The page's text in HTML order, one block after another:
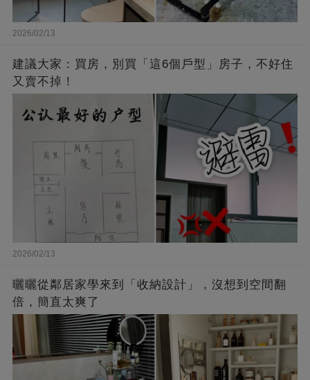
2026/02/13
建議大家：買房，別買「這6個戶型」房子，不好住
又賣不掉！
2026/02/13
曬曬從鄰居家學來到「收納設計」，沒想到空間翻
倍，簡直太爽了